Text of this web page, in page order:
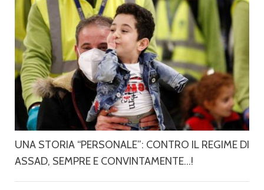
UNA STORIA “PERSONALE”: CONTRO IL REGIME DI
ASSAD, SEMPRE E CONVINTAMENTE…!